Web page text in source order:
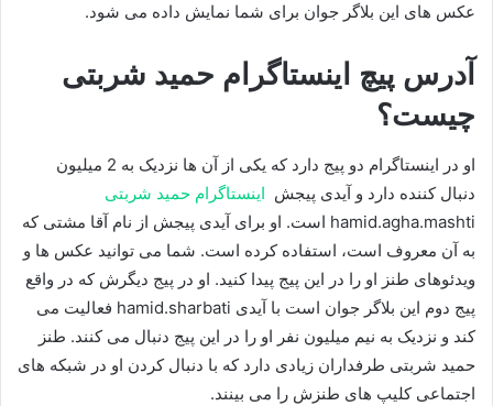
عکس های این بلاگر جوان برای شما نمایش داده می شود.
آدرس پیچ اینستاگرام حمید شربتی
چیست؟
او در اینستاگرام دو پیج دارد که یکی از آن ها نزدیک به 2 میلیون
دنبال کننده دارد و آیدی پیجش اینستاگرام حمید شربتی
hamid.agha.mashti است. او برای آیدی پیجش از نام آقا مشتی که
به آن معروف است، استفاده کرده است. شما می توانید عکس ها و
ویدئوهای طنز او را در این پیج پیدا کنید. او در پیج دیگرش که در واقع
پیج دوم این بلاگر جوان است با آیدی hamid.sharbati فعالیت می
کند و نزدیک به نیم میلیون نفر او را در این پیج دنبال می کنند. طنز
حمید شربتی طرفداران زیادی دارد که با دنبال کردن او در شبکه های
اجتماعی کلیپ های طنزش را می بینند.